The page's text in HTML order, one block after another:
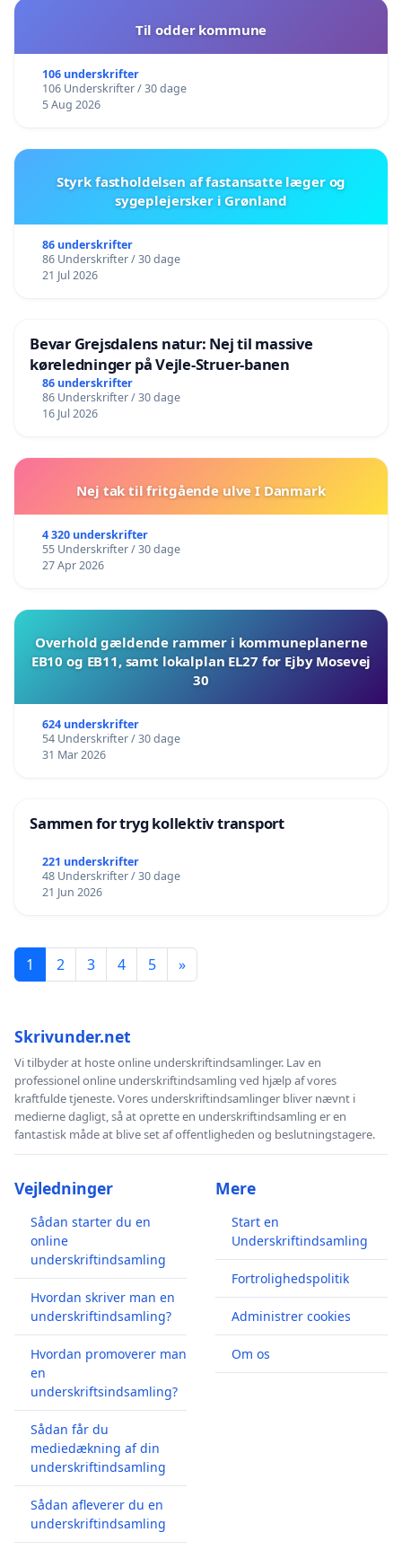
Til odder kommune
106 underskrifter
106 Underskrifter / 30 dage
5 Aug 2026
Styrk fastholdelsen af fastansatte læger og
sygeplejersker i Grønland
86 underskrifter
86 Underskrifter / 30 dage
21 Jul 2026
Bevar Grejsdalens natur: Nej til massive
køreledninger på Vejle-Struer-banen
86 underskrifter
86 Underskrifter / 30 dage
16 Jul 2026
Nej tak til fritgående ulve I Danmark
4 320 underskrifter
55 Underskrifter / 30 dage
27 Apr 2026
Overhold gældende rammer i kommuneplanerne
EB10 og EB11, samt lokalplan EL27 for Ejby Mosevej
30
624 underskrifter
54 Underskrifter / 30 dage
31 Mar 2026
Sammen for tryg kollektiv transport
221 underskrifter
48 Underskrifter / 30 dage
21 Jun 2026
1 2 3 4 5 »
Skrivunder.net
Vi tilbyder at hoste online underskriftindsamlinger. Lav en
professionel online underskriftindsamling ved hjælp af vores
kraftfulde tjeneste. Vores underskriftindsamlinger bliver nævnt i
medierne dagligt, så at oprette en underskriftindsamling er en
fantastisk måde at blive set af offentligheden og beslutningstagere.
Vejledninger
Sådan starter du en
online
underskriftindsamling
Hvordan skriver man en
underskriftindsamling?
Hvordan promoverer man
en
underskriftsindsamling?
Sådan får du
mediedækning af din
underskriftindsamling
Sådan afleverer du en
underskriftindsamling
Mere
Start en
Underskriftindsamling
Fortrolighedspolitik
Administrer cookies
Om os